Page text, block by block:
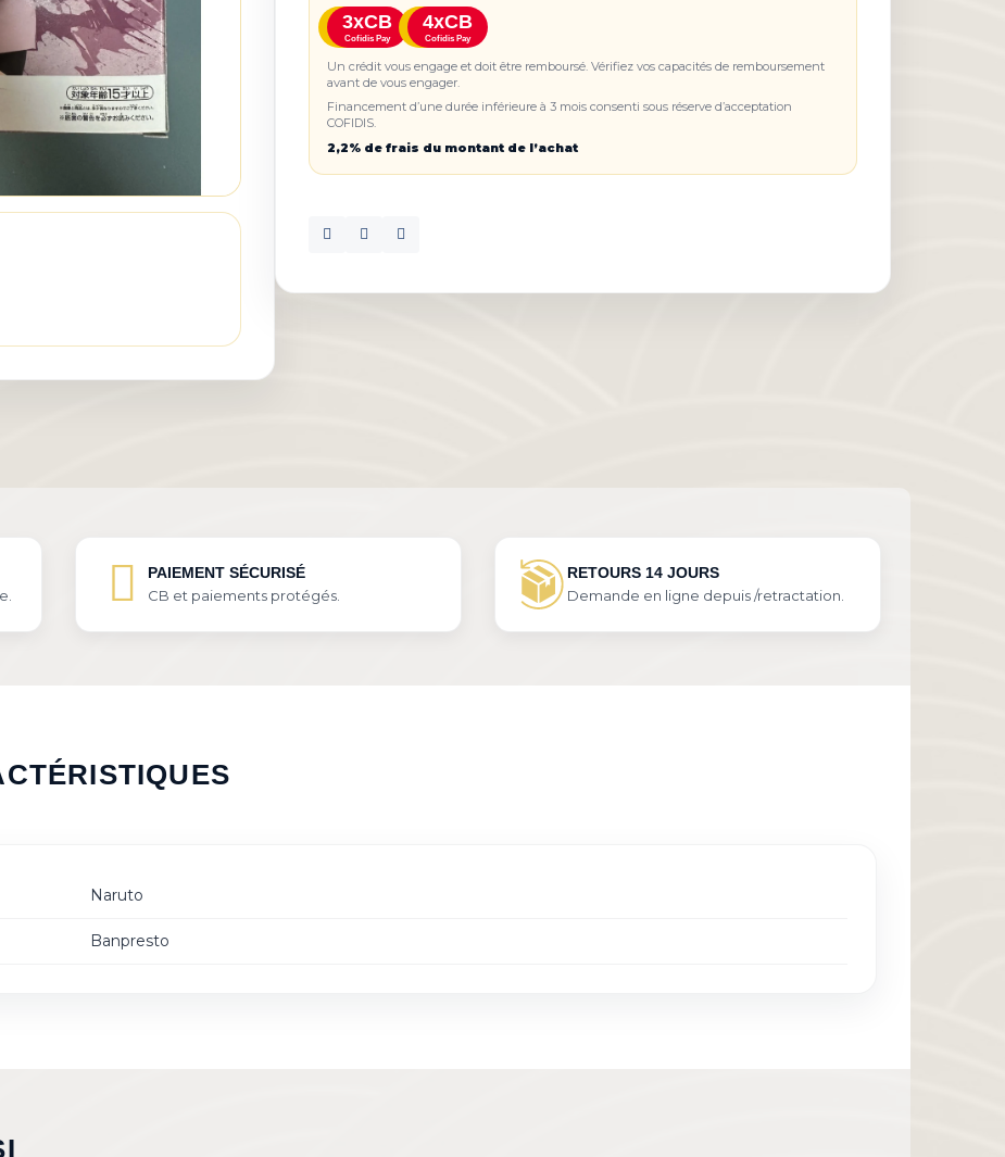
3xCB
Cofidis Pay
4xCB
Cofidis Pay
Un crédit vous engage et doit être remboursé. Vérifiez vos capacités de remboursement
avant de vous engager.
Financement d’une durée inférieure à 3 mois consenti sous réserve d’acceptation
COFIDIS.
2,2% de frais du montant de l’achat
PAIEMENT SÉCURISÉ
CB et paiements protégés.
RETOURS 14 JOURS
Demande en ligne depuis /retractation.
Naruto
Banpresto